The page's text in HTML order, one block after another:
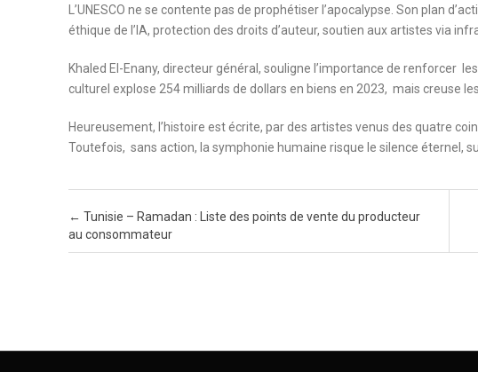
L’UNESCO ne se contente pas de prophétiser l’apocalypse. Son plan
éthique de l’IA, protection des droits d’auteur, soutien aux artistes via
Khaled El-Enany, directeur général, souligne l’importance de renforcer
culturel explose 254 milliards de dollars en biens en 2023, mais creuse
Heureusement, l’histoire est écrite, par des artistes venus des quatre
Toutefois, sans action, la symphonie humaine risque le silence éternel,
Post navigation
← Tunisie – Ramadan : Liste des points de vente du producteur
au consommateur